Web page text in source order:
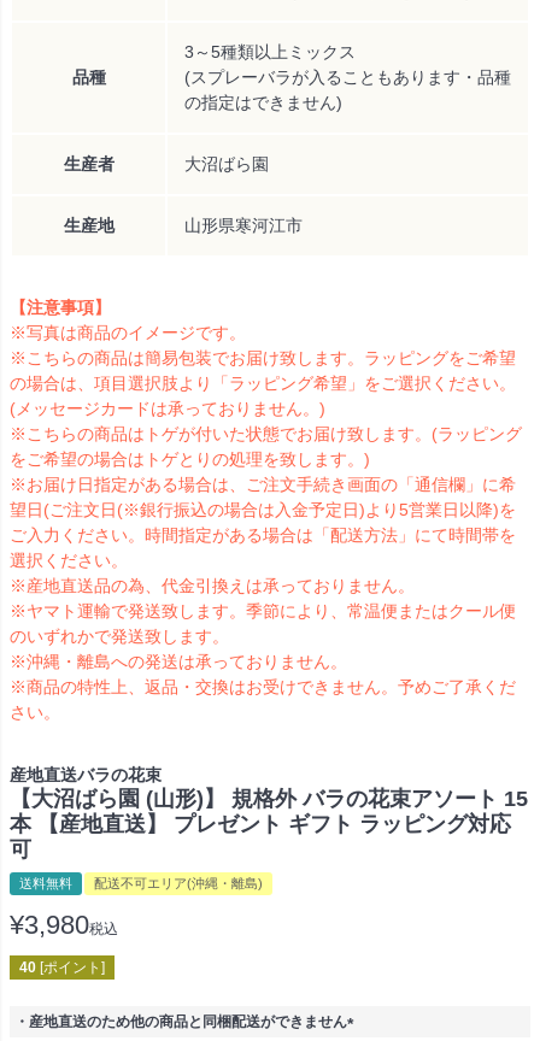
品種
3～5種類以上ミックス
(スプレーバラが入ることもあります・品種
の指定はできません)
生産者 大沼ばら園
生産地 山形県寒河江市
【注意事項】
※写真は商品のイメージです。
※こちらの商品は簡易包装でお届け致します。ラッピングをご希望
の場合は、項目選択肢より「ラッピング希望」をご選択ください。
(メッセージカードは承っておりません。)
※こちらの商品はトゲが付いた状態でお届け致します。(ラッピング
をご希望の場合はトゲとりの処理を致します。)
※お届け日指定がある場合は、ご注文手続き画面の「通信欄」に希
望日(ご注文日(※銀行振込の場合は入金予定日)より5営業日以降)を
ご入力ください。時間指定がある場合は「配送方法」にて時間帯を
選択ください。
※産地直送品の為、代金引換えは承っておりません。
※ヤマト運輸で発送致します。季節により、常温便またはクール便
のいずれかで発送致します。
※沖縄・離島への発送は承っておりません。
※商品の特性上、返品・交換はお受けできません。予めご了承くだ
さい。
産地直送バラの花束
【大沼ばら園 (山形)】 規格外 バラの花束アソート 15
本 【産地直送】 プレゼント ギフト ラッピング対応
可
送料無料 配送不可エリア(沖縄・離島)
¥3,980税込
40 [ポイント]
・産地直送のため他の商品と同梱配送ができません